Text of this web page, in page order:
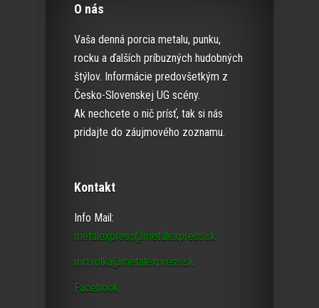
O nás
Vaša denná porcia metalu, punku,
rocku a ďalších príbuzných hudobných
štýlov. Informácie predovšetkým z
Česko-Slovenskej UG scény.
Ak nechcete o nič prísť, tak si nás
pridajte do záujmového zoznamu.
Kontakt
Info Mail:
metalexpress@metalexpress.sk
mrtvolka@metalexpress.sk
Facebook